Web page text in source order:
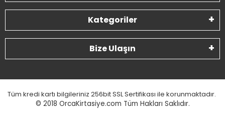
Kategoriler
Bize Ulaşın
Tüm kredi kartı bilgileriniz 256bit SSL Sertifikası ile korunmaktadır.
© 2018 OrcaKirtasiye.com Tüm Hakları Saklıdır.